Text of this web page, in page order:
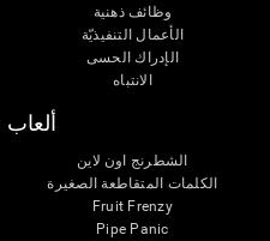
وظائف ذهنية
الأعمال التنفيذيّة
الإدراك الحسى
الانتباه
الشطرنج اون لاين
الكلمات المتقاطعة الصغيرة
Fruit Frenzy
Pipe Panic